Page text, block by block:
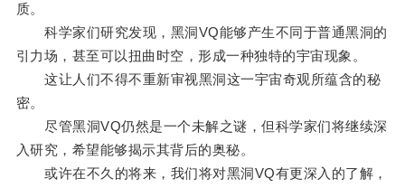
质。
科学家们研究发现，黑洞VQ能够产生不同于普通黑洞的
引力场，甚至可以扭曲时空，形成一种独特的宇宙现象。
这让人们不得不重新审视黑洞这一宇宙奇观所蕴含的秘
密。
尽管黑洞VQ仍然是一个未解之谜，但科学家们将继续深
入研究，希望能够揭示其背后的奥秘。
或许在不久的将来，我们将对黑洞VQ有更深入的了解，